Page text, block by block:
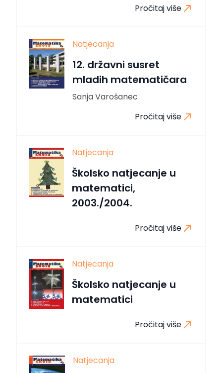
Pročitaj više
Natjecanja
12. državni susret
mladih matematičara
Sanja Varošanec
Pročitaj više
Natjecanja
Školsko natjecanje u
matematici,
2003./2004.
Pročitaj više
Natjecanja
Školsko natjecanje u
matematici
Pročitaj više
Natjecanja